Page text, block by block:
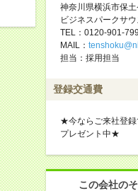
神奈川県横浜市保
ビジネスパークサ
TEL：0120-901-799
MAIL：
担当：採用担当
登録交通費
★今ならご来社登録
プレゼント中★
この会社の